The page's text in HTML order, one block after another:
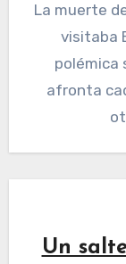
La muerte del salteño Alejandro Benítez, quien
visitaba
polémica
afronta
Un